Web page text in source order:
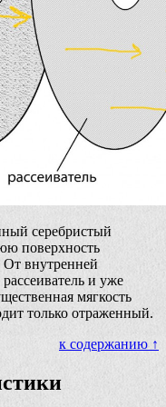
серебристый
поверхность
От внутренней
и уже
мягкость
только отраженный.
к содержанию ↑